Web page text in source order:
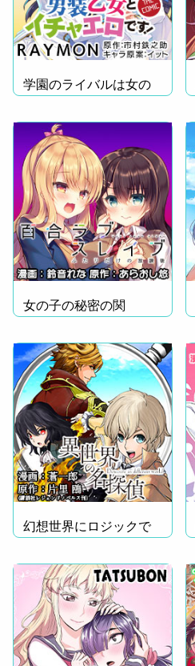
学園のライバルは女の
子!?
女の子の秘密の関
係……
幻想世界にロジックで
挑む！